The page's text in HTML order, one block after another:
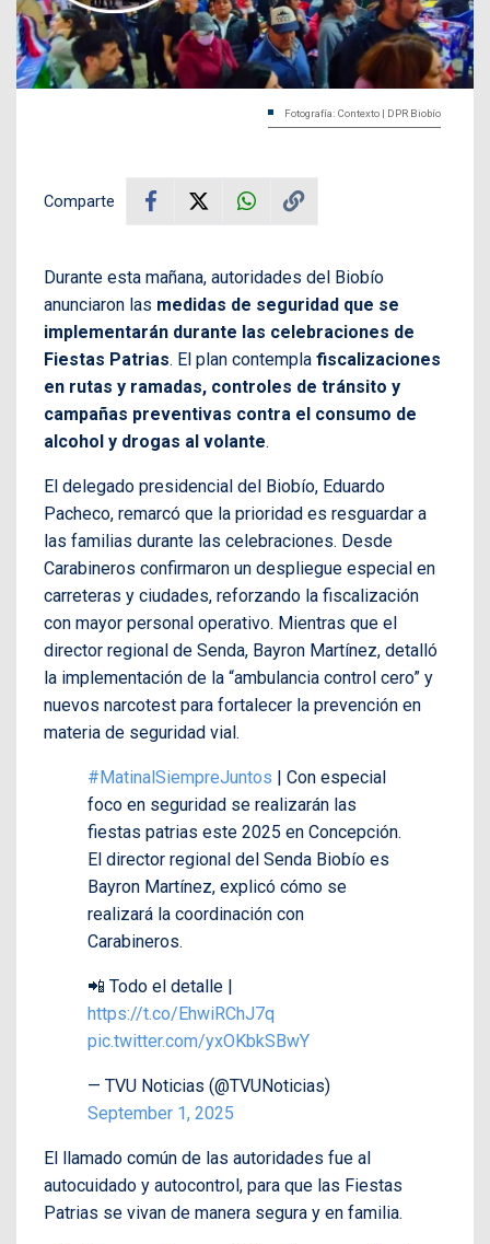
Fotografía: Contexto | DPR Biobío
Comparte
Durante esta mañana, autoridades del Biobío
anunciaron las medidas de seguridad que se
implementarán durante las celebraciones de
Fiestas Patrias. El plan contempla fiscalizaciones
en rutas y ramadas, controles de tránsito y
campañas preventivas contra el consumo de
alcohol y drogas al volante.
El delegado presidencial del Biobío, Eduardo
Pacheco, remarcó que la prioridad es resguardar a
las familias durante las celebraciones. Desde
Carabineros confirmaron un despliegue especial en
carreteras y ciudades, reforzando la fiscalización
con mayor personal operativo. Mientras que el
director regional de Senda, Bayron Martínez, detalló
la implementación de la “ambulancia control cero” y
nuevos narcotest para fortalecer la prevención en
materia de seguridad vial.
#MatinalSiempreJuntos | Con especial
foco en seguridad se realizarán las
fiestas patrias este 2025 en Concepción.
El director regional del Senda Biobío es
Bayron Martínez, explicó cómo se
realizará la coordinación con
Carabineros.
📲 Todo el detalle |
https://t.co/EhwiRChJ7q
pic.twitter.com/yxOKbkSBwY
— TVU Noticias (@TVUNoticias)
September 1, 2025
El llamado común de las autoridades fue al
autocuidado y autocontrol, para que las Fiestas
Patrias se vivan de manera segura y en familia.